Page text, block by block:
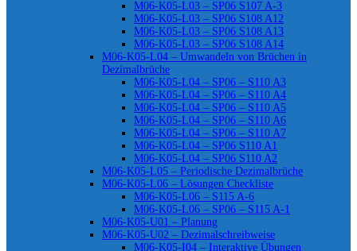
M06-K05-L03 – SP06 S107 A-3
M06-K05-L03 – SP06 S108 A12
M06-K05-L03 – SP06 S108 A13
M06-K05-L03 – SP06 S108 A14
M06-K05-L04 – Umwandeln von Brüchen in
Dezimalbrüche
M06-K05-L04 – SP06 – S110 A3
M06-K05-L04 – SP06 – S110 A4
M06-K05-L04 – SP06 – S110 A5
M06-K05-L04 – SP06 – S110 A6
M06-K05-L04 – SP06 – S110 A7
M06-K05-L04 – SP06 S110 A1
M06-K05-L04 – SP06 S110 A2
M06-K05-L05 – Periodische Dezimalbrüche
M06-K05-L06 – Lösungen Checkliste
M06-K05-L06 – S115 A-6
M06-K05-L06 – SP06 – S115 A-1
M06-K05-U01 – Planung
M06-K05-U02 – Dezimalschreibweise
M06-K05-I04 – Interaktive Übungen